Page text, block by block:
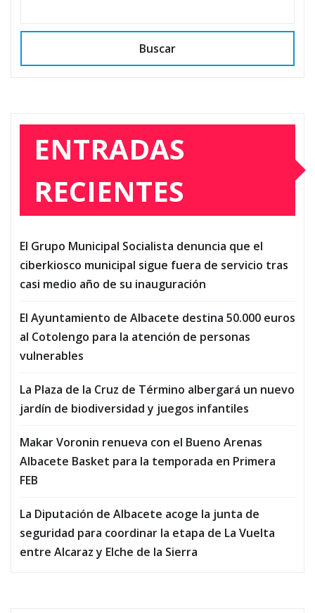
Buscar
ENTRADAS
RECIENTES
El Grupo Municipal Socialista denuncia que el
ciberkiosco municipal sigue fuera de servicio tras
casi medio año de su inauguración
El Ayuntamiento de Albacete destina 50.000 euros
al Cotolengo para la atención de personas
vulnerables
La Plaza de la Cruz de Término albergará un nuevo
jardín de biodiversidad y juegos infantiles
Makar Voronin renueva con el Bueno Arenas
Albacete Basket para la temporada en Primera
FEB
La Diputación de Albacete acoge la junta de
seguridad para coordinar la etapa de La Vuelta
entre Alcaraz y Elche de la Sierra